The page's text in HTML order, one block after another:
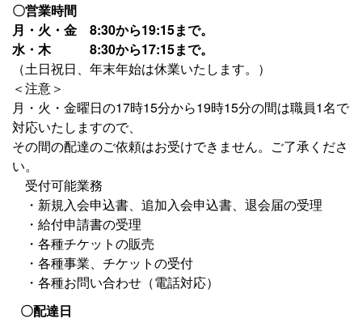
〇営業時間
月・火・金 8:30から19:15まで。
水・木 8:30から17:15まで。
（土日祝日、年末年始は休業いたします。）
＜注意＞
月・火・金曜日の17時15分から19時15分の間は職員1名で
対応いたしますので、
その間の配達のご依頼はお受けできません。ご了承くださ
い。
受付可能業務
・新規入会申込書、追加入会申込書、退会届の受理
・給付申請書の受理
・各種チケットの販売
・各種事業、チケットの受付
・各種お問い合わせ（電話対応）
〇配達日